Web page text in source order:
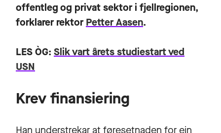
offentleg og privat sektor i fjellregionen,
forklarer rektorPetter Aasen.
LES ÒG: Slik vart årets studiestart ved
USN
Krev finansiering
Han understrekar at føresetnaden for ein